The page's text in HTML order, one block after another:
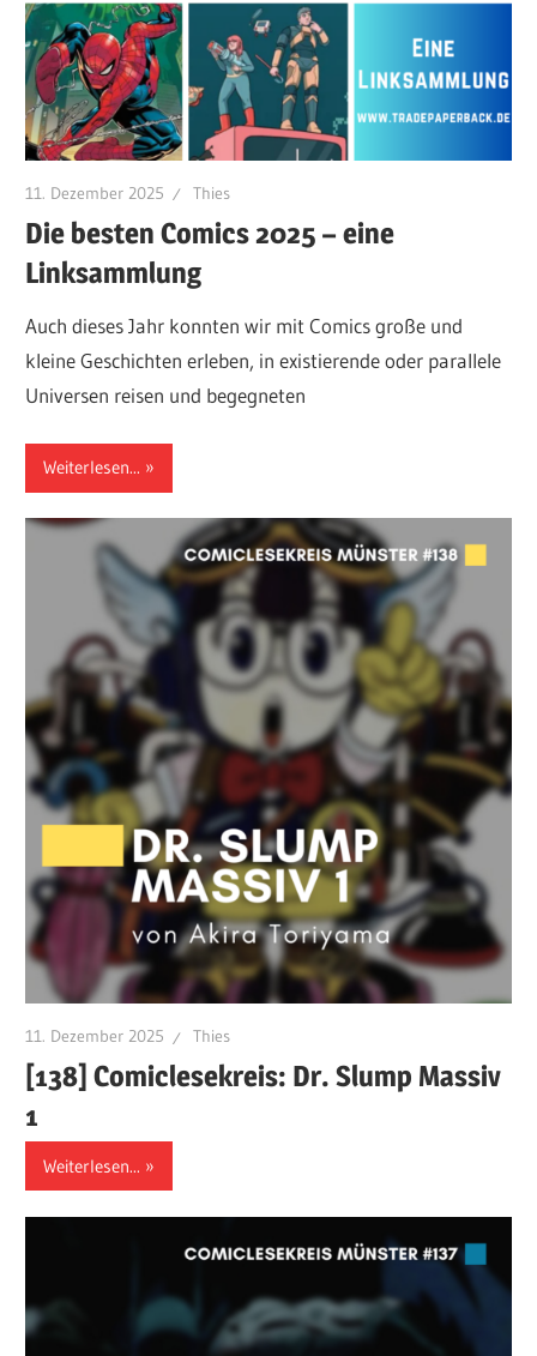
11. Dezember 2025 Thies
Die besten Comics 2025 – eine
Linksammlung
Auch dieses Jahr konnten wir mit Comics große und
kleine Geschichten erleben, in existierende oder parallele
Universen reisen und begegneten
Weiterlesen...
11. Dezember 2025 Thies
[138] Comiclesekreis: Dr. Slump Massiv
1
Weiterlesen...